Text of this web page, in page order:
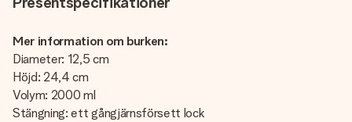
Mer information om burken:
Diameter: 12,5 cm
Höjd: 24,4 cm
Volym: 2000 ml
Stängning: ett gångjärnsförsett lock